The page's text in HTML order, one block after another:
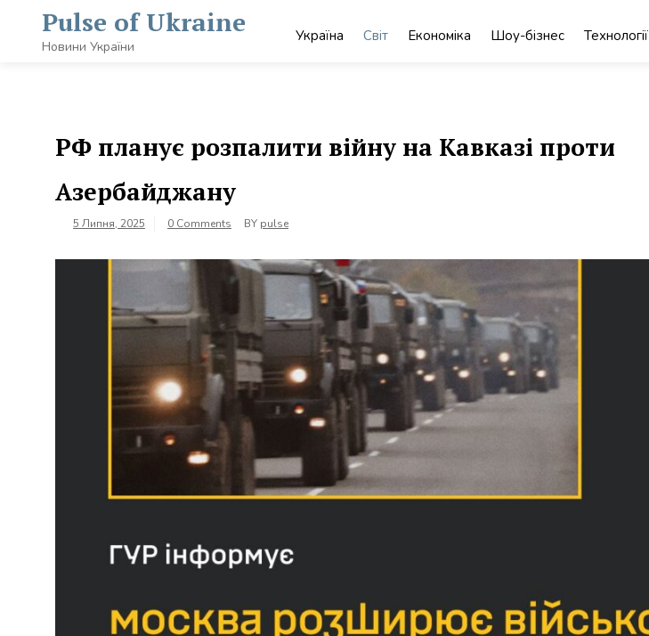
content
Pulse of Ukraine
Новини України
Україна Світ Економіка Шоу-бізнес Технології
РФ планує розпалити війну на Кавказі проти
Азербайджану
5 Липня, 2025 0 Comments BY pulse